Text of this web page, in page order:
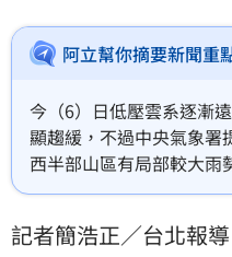
阿立幫你摘要新聞重
今（6）日低壓雲系逐漸
顯趨緩，不過中央氣象署
西半部山區有局部較大雨
德榮也提醒，真正需要提
天各地都有出現劇烈天氣
記者簡浩正／台北報導